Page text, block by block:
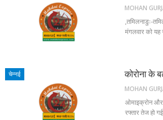
MOHAN
,तमिलनाडुः-
मंगलवार को यह
चेन्नई कोरोना के
MOHAN
ओमाइक्रोन और
रफ्तार तेज हो